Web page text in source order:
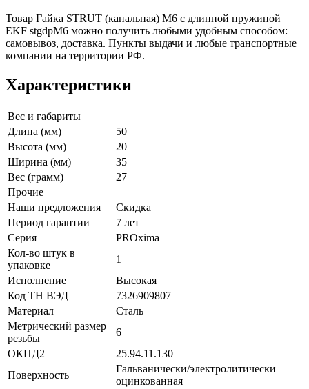
Товар Гайка STRUT (канальная) М6 с длинной пружиной
EKF stgdpM6 можно получить любыми удобным способом:
самовывоз, доставка. Пункты выдачи и любые транспортные
компании на территории РФ.
Характеристики
Вес и габариты
Длина (мм)
50
Высота (мм)
20
Ширина (мм)
35
Вес (грамм)
27
Прочие
Наши предложения
Скидка
Период гарантии
7 лет
Серия
PROxima
Кол-во штук в
упаковке
1
Исполнение
Высокая
Код ТН ВЭД
7326909807
Материал
Сталь
Метрический размер
резьбы
6
ОКПД2
25.94.11.130
Поверхность
Гальванически/электролитически
оцинкованная